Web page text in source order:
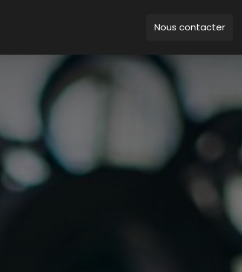
Nous contacter